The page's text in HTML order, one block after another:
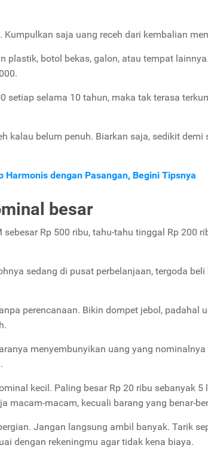
saja uang receh dari kembalian
plastik, botol bekas, galon, atau tempat
setiap selama 10 tahun, maka tak terasa
kalau belum penuh. Biarkan saja, sedikit demi
Harmonis dengan Pasangan, Begini Tipsnya
besar
Rp 500 ribu, tahu-tahu tinggal Rp 200
sedang di pusat perbelanjaan, tergoda beli
perencanaan. Bikin dompet jebol, padahal
menyembunyikan uang yang
kecil. Paling besar Rp 20 ribu sebanyak 5
macam-macam, kecuali barang yang benar-
Jangan langsung ambil banyak. Tarik
dengan rekeningmu agar tidak kena biaya.